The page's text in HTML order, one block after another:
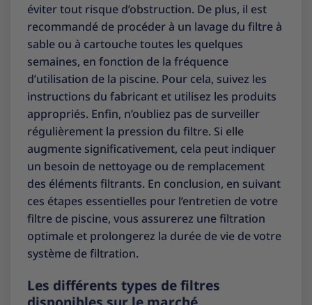
éviter tout risque d’obstruction. De plus, il est
recommandé de procéder à un lavage du filtre à
sable ou à cartouche toutes les quelques
semaines, en fonction de la fréquence
d’utilisation de la piscine. Pour cela, suivez les
instructions du fabricant et utilisez les produits
appropriés. Enfin, n’oubliez pas de surveiller
régulièrement la pression du filtre. Si elle
augmente significativement, cela peut indiquer
un besoin de nettoyage ou de remplacement
des éléments filtrants. En conclusion, en suivant
ces étapes essentielles pour l’entretien de votre
filtre de piscine, vous assurerez une filtration
optimale et prolongerez la durée de vie de votre
système de filtration.
Les différents types de filtres